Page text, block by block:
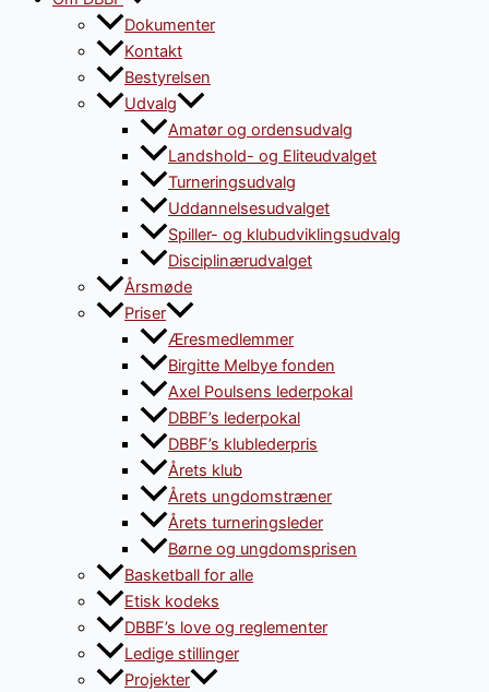
Dokumenter
Kontakt
Bestyrelsen
Udvalg
Amatør og ordensudvalg
Landshold- og Eliteudvalget
Turneringsudvalg
Uddannelsesudvalget
Spiller- og klubudviklingsudvalg
Disciplinærudvalget
Årsmøde
Priser
Æresmedlemmer
Birgitte Melbye fonden
Axel Poulsens lederpokal
DBBF’s lederpokal
DBBF’s klublederpris
Årets klub
Årets ungdomstræner
Årets turneringsleder
Børne og ungdomsprisen
Basketball for alle
Etisk kodeks
DBBF’s love og reglementer
Ledige stillinger
Projekter